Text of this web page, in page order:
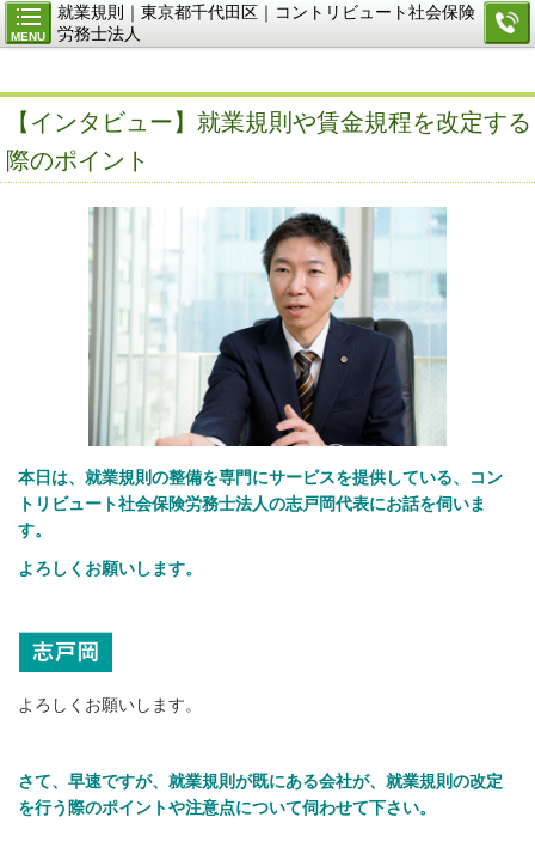
MENU
就業規則｜東京都千代田区｜コントリビュート社会保険
労務士法人
【インタビュー】就業規則や賃金規程を改定する
際のポイント
本日は、就業規則の整備を専門にサービスを提供している、コン
トリビュート社会保険労務士法人の志戸岡代表にお話を伺いま
す。
よろしくお願いします。
よろしくお願いします。
さて、早速ですが、就業規則が既にある会社が、就業規則の改定
を行う際のポイントや注意点について伺わせて下さい。